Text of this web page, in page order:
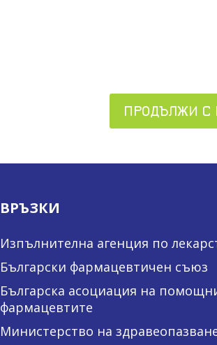
ПРОДЪЛЖИ С
ВРЪЗКИ
Изпълнителна агенция по
Български фармацевтичен съюз
Българска асоциация на
фармацевтите
Министерство на